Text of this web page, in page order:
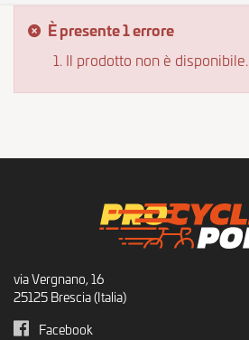
È presente 1 errore
Il prodotto non è disponibile.
via Vergnano, 16
25125 Brescia (Italia)
Facebook